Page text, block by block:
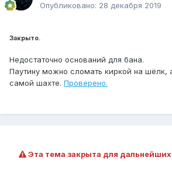
Опубликовано: 28 декабря 2019
Закрыто.
Недостаточно оснований для бана.
Паутину можно сломать киркой на шёлк,
самой шахте. Проверено.
Эта тема закрыта для